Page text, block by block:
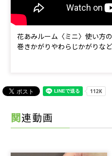
花あみルーム〈ミニ〉使い方
巻きかがりやわらじかがりな
関連動画